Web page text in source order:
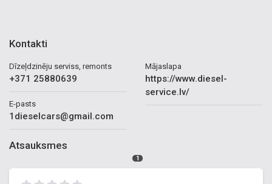
Kontakti
Dīzeļdzinēju serviss, remonts
+371 25880639
E-pasts
1dieselcars@gmail.com
Mājaslapa
https://www.diesel-
service.lv/
Atsauksmes
1